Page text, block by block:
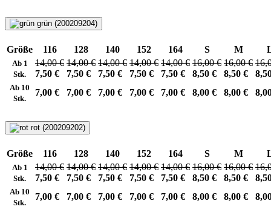
grün (200209204)
Größe 116 128 140 152 164 S M
Ab 1
Stk.
14,00 €
7,50 €
14,00 €
7,50 €
14,00 €
7,50 €
14,00 €
7,50 €
14,00 €
7,50 €
16,00 €
8,50 €
16,00 €
8,50 €
Ab 10
Stk.
7,00 € 7,00 € 7,00 € 7,00 € 7,00 € 8,00 € 8,00 €
rot (200209202)
Größe 116 128 140 152 164 S M
Ab 1
Stk.
14,00 €
7,50 €
14,00 €
7,50 €
14,00 €
7,50 €
14,00 €
7,50 €
14,00 €
7,50 €
16,00 €
8,50 €
16,00 €
8,50 €
Ab 10
Stk.
7,00 € 7,00 € 7,00 € 7,00 € 7,00 € 8,00 € 8,00 €